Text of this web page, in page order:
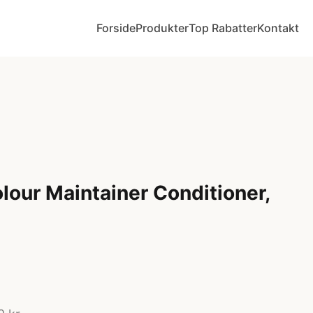
ForsideProdukterTop RabatterKontakt
Maintainer Conditioner,